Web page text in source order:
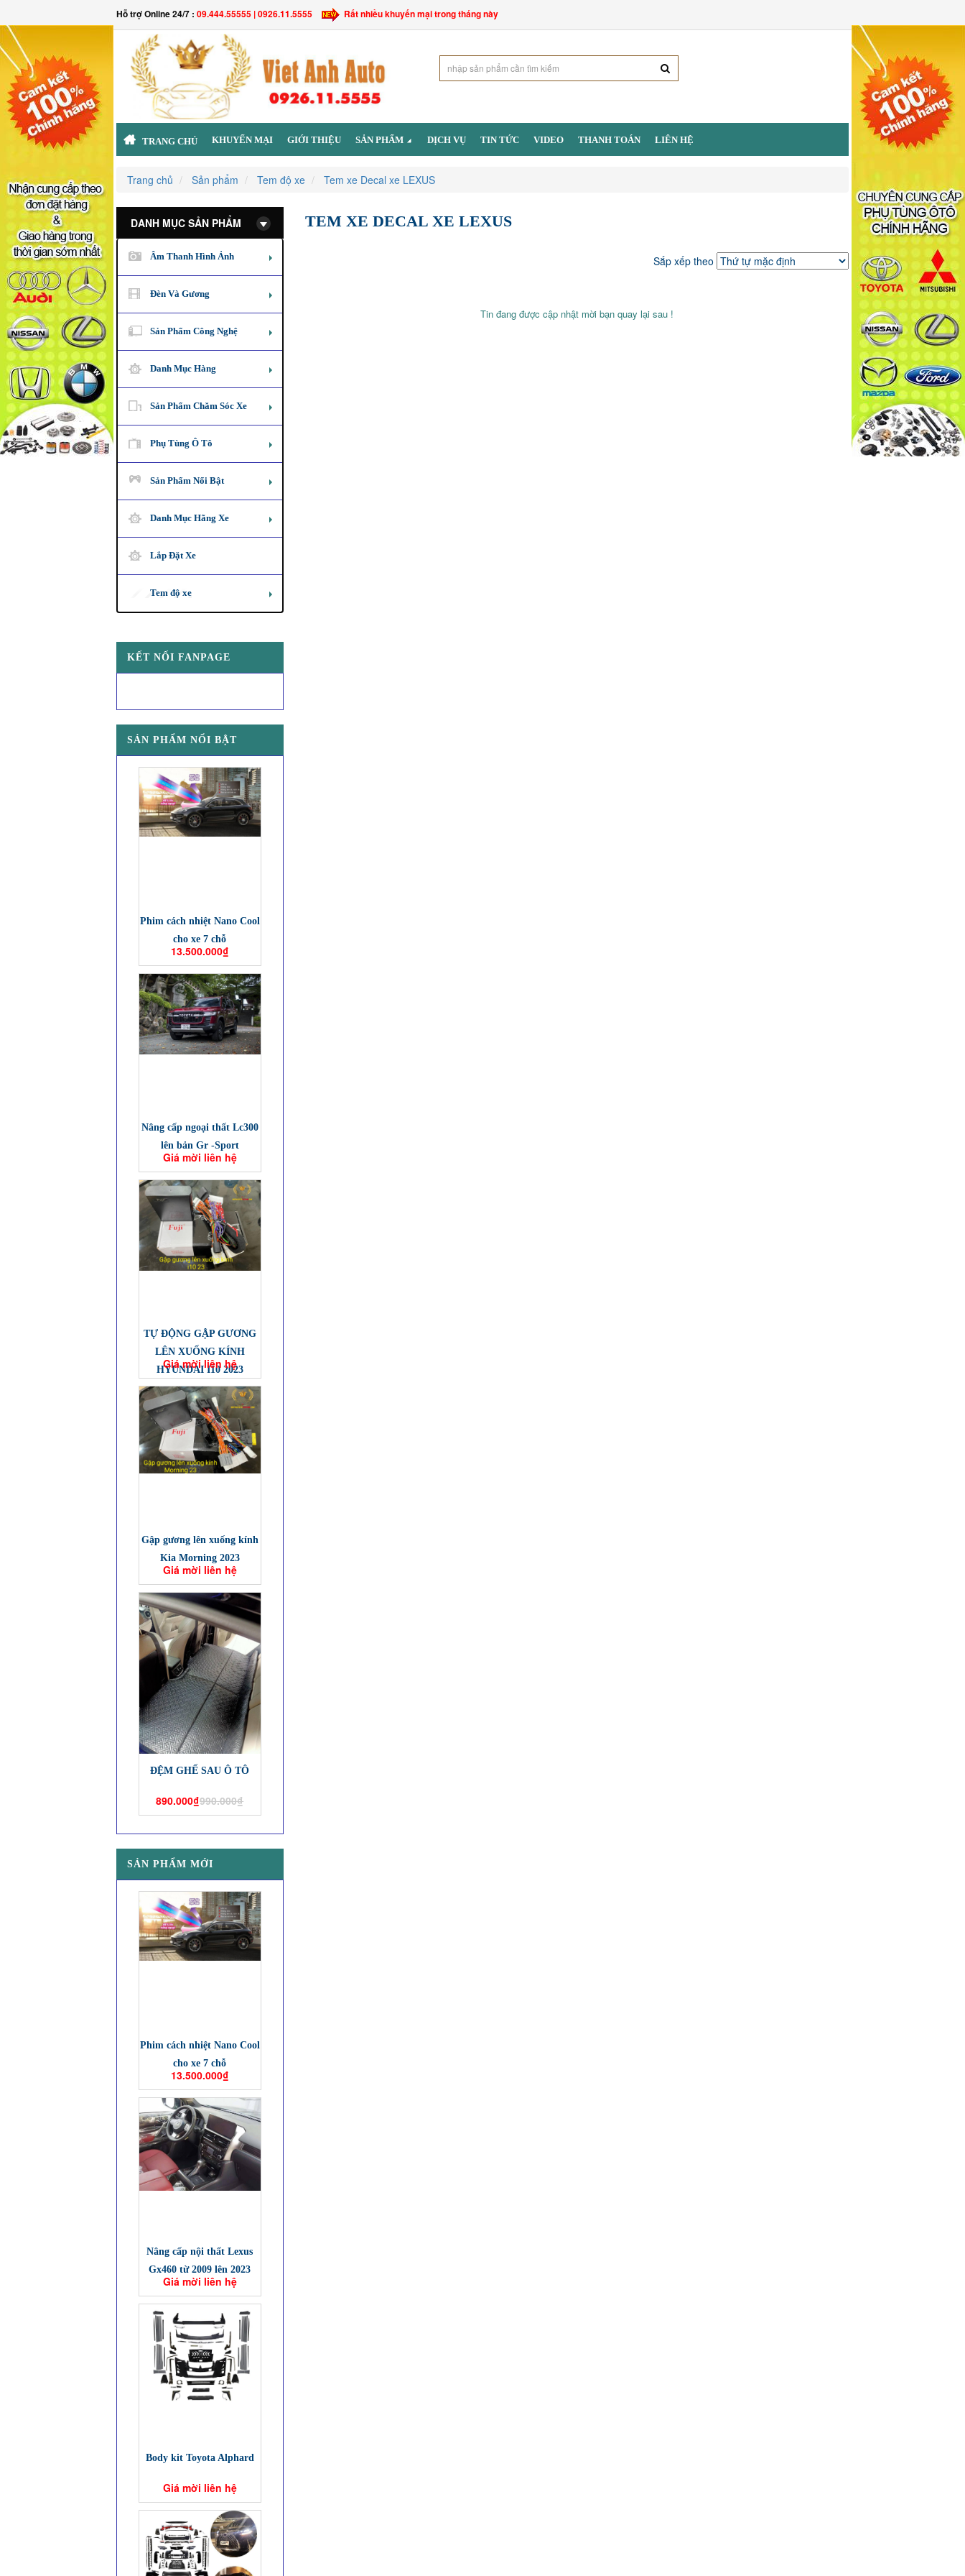
Hỗ trợ Online 24/7 : 09.444.55555 | 0926.11.5555 Rất nhiều khuyến mại trong tháng này
TRANG CHỦ KHUYẾN MẠI GIỚI THIỆU SẢN PHẨM DỊCH VỤ TIN TỨC VIDEO THANH TOÁN LIÊN HỆ
Trang chủ Sản phẩm Tem độ xe Tem xe Decal xe LEXUS
DANH MỤC SẢN PHẨM
Âm Thanh Hình Ảnh
Đèn Và Gương
Sản Phẩm Công Nghệ
Danh Mục Hàng
Sản Phẩm Chăm Sóc Xe
Phụ Tùng Ô Tô
Sản Phẩm Nổi Bật
Danh Mục Hãng Xe
Lắp Đặt Xe
Tem độ xe
KẾT NỐI FANPAGE
SẢN PHẨM NỔI BẬT
Phim cách nhiệt Nano Cool
cho xe 7 chỗ
13.500.000₫
Nâng cấp ngoại thất Lc300
lên bản Gr -Sport
Giá mời liên hệ
TỰ ĐỘNG GẬP GƯƠNG
LÊN XUỐNG KÍNH
HYUNDAI I10 2023
Giá mời liên hệ
Gập gương lên xuống kính
Kia Morning 2023
Giá mời liên hệ
ĐỆM GHẾ SAU Ô TÔ
890.000₫990.000₫
SẢN PHẨM MỚI
Phim cách nhiệt Nano Cool
cho xe 7 chỗ
13.500.000₫
Nâng cấp nội thất Lexus
Gx460 từ 2009 lên 2023
Giá mời liên hệ
Body kit Toyota Alphard
Giá mời liên hệ
TEM XE DECAL XE LEXUS
Sắp xếp theo
Tin đang được cập nhật mời bạn quay lại sau !